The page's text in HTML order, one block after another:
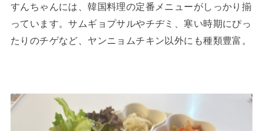
すんちゃんには、韓国料理の定番メニューがしっかり揃
っています。サムギョプサルやチヂミ、寒い時期にぴっ
たりのチゲなど、ヤンニョムチキン以外にも種類豊富。